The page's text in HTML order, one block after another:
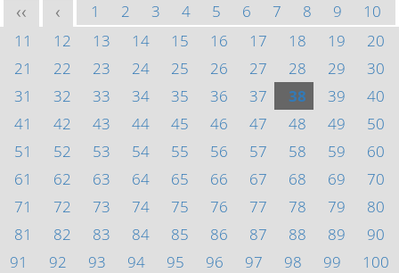
<< < 1 2 3 4 5 6 7 8 9
10
11
12 13 14 15 16 17 18 19
20
21
22 23 24 25 26 27 28 29
30
31
32 33 34 35 36 37 38 39
40
41
42 43 44 45 46 47 48 49
50
51
52 53 54 55 56 57 58 59
60
61
62 63 64 65 66 67 68 69
70
71
72 73 74 75 76 77 78 79
80
81
82 83 84 85 86 87 88 89
90
91
92 93 94 95 96 97 98 99
100